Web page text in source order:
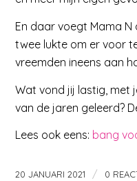
En daar voegt Mama
twee lukte om er voor
vreemden ineens aan
Wat vond jij lastig, met
van de jaren geleerd?
Lees ook eens: bang
20 JANUARI 2021 / 0